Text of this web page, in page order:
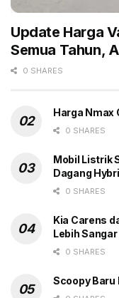
yang ekonomis,
jaringan layanan
(resale value)
digunakan selama
Penjualan Daihatsu
Update Harga
Semua Tahun,
0 SHARES
Harga Nmax
0 SHARES
Mobil Listrik
Dagang
0 SHARES
Kia Carens
Lebih
0 SHARES
Scoopy Baru